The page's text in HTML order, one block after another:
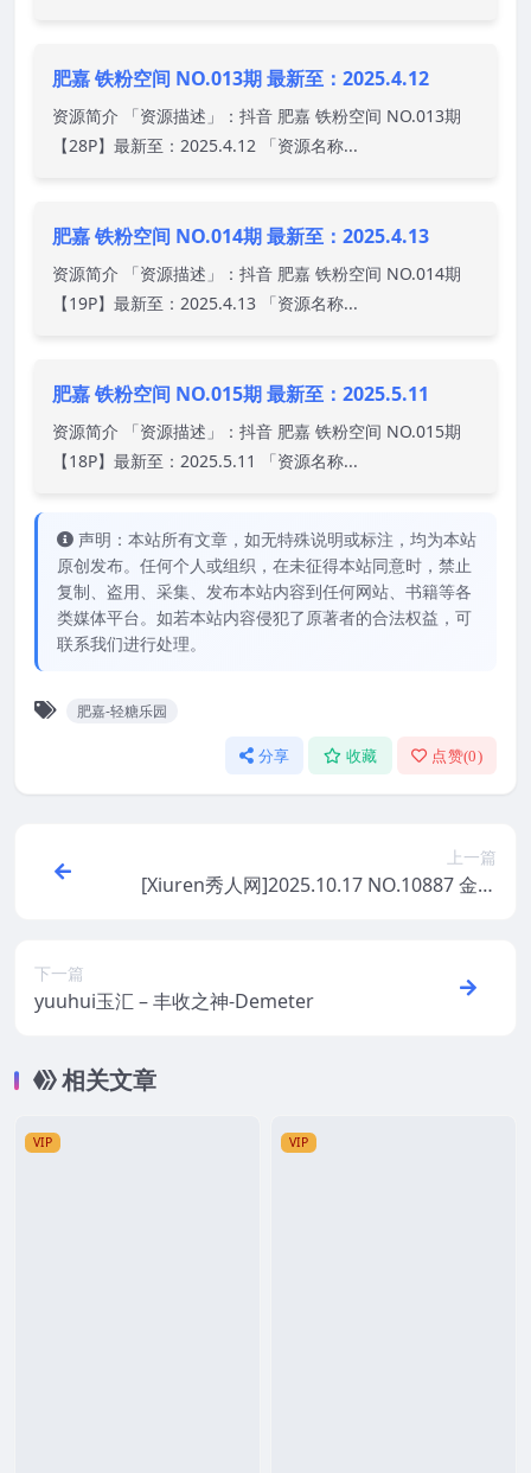
肥嘉 铁粉空间 NO.013期 最新至：2025.4.12
资源简介 「资源描述」：抖音 肥嘉 铁粉空间 NO.013期
【28P】最新至：2025.4.12 「资源名称...
肥嘉 铁粉空间 NO.014期 最新至：2025.4.13
资源简介 「资源描述」：抖音 肥嘉 铁粉空间 NO.014期
【19P】最新至：2025.4.13 「资源名称...
肥嘉 铁粉空间 NO.015期 最新至：2025.5.11
资源简介 「资源描述」：抖音 肥嘉 铁粉空间 NO.015期
【18P】最新至：2025.5.11 「资源名称...
声明：本站所有文章，如无特殊说明或标注，均为本站
原创发布。任何个人或组织，在未征得本站同意时，禁止
复制、盗用、采集、发布本站内容到任何网站、书籍等各
类媒体平台。如若本站内容侵犯了原著者的合法权益，可
联系我们进行处理。
肥嘉-轻糖乐园
分享 收藏 点赞(0)
上一篇
[Xiuren秀人网]2025.10.17 NO.10887 金允
下一篇
yuuhui玉汇 – 丰收之神-Demeter
相关文章
VIP VIP